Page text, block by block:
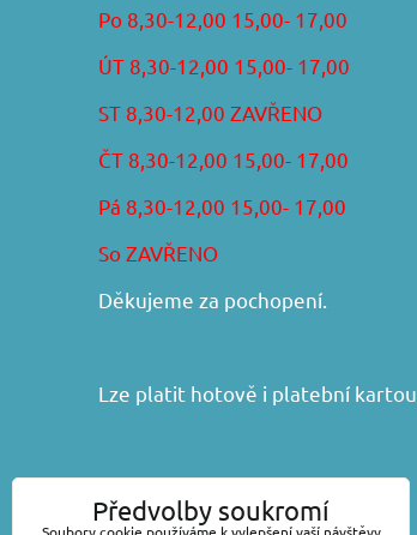
Po 8,30-12,00 15,00- 17,00
ÚT 8,30-12,00 15,00- 17,00
ST 8,30-12,00 ZAVŘENO
ČT 8,30-12,00 15,00- 17,00
Pá 8,30-12,00 15,00- 17,00
So ZAVŘENO
Děkujeme za pochopení.
Lze platit hotově i platební kartou.
František Iša - DIRAKO
Předvolby soukromí